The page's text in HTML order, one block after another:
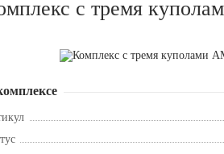
с тремя